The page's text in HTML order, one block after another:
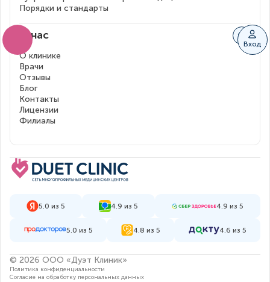
Вход
Порядки и стандарты
О нас
О клинике
Врачи
Отзывы
Блог
Контакты
Лицензии
Филиалы
5.0 из 5 4.9 из 5 4.9 из 5
5.0 из 5 4.8 из 5 4.6 из 5
© 2026 ООО «Дуэт Клиник»
Политика конфиденциальности
Согласие на обработку персональных данных